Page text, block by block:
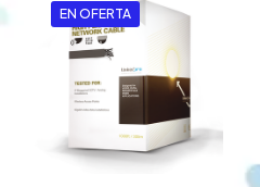
EN OFERTA